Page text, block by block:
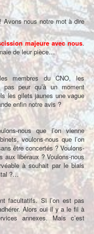
nous notre mot à dire
majeure avec nous.
de leur pièce…
membres du CNO, les
pas peur qu’à un moment
les gilets jaunes une vague
enfin notre avis ?
nous que l’on vienne
voulons-nous que l’on
être concertés ? Voulons-
aux libéraux ? Voulons-nous
à souhait par le biais
?…
facultatifs. Si l’on est pas
Alors oui il y a le fil à
annexes. Mais c’est